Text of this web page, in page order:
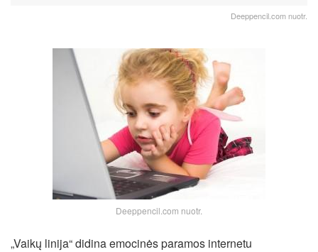
Deeppencil.com nuotr.
Deeppencil.com nuotr.
„Vaikų linija“ didina emocinės paramos internetu